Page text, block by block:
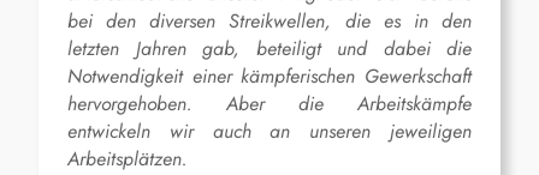
bei den diversen Streikwellen, die es in den
letzten Jahren gab, beteiligt und dabei die
Notwendigkeit einer kämpferischen Gewerkschaft
hervorgehoben. Aber die Arbeitskämpfe
entwickeln wir auch an unseren jeweiligen
Arbeitsplätzen.